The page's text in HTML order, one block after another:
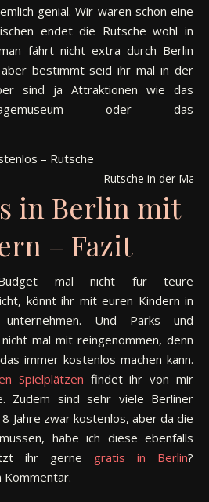
genial. Wir waren schon eine
endet die Rutsche wohl in
fährt nicht extra durch Berlin
bestimmt seid ihr mal in der
sind ja Attraktionen wie das
oder das
Rutsche in der Mall
in Berlin mit
– Fazit
mal nicht für teure
könnt ihr mit euren Kindern in
Und Parks und
mal mit reingenommen, denn
immer kostenlos machen kann.
Spielplätzen findet ihr von mir
Zudem sind sehr viele Berliner
Jahre zwar kostenlos, aber da die
habe ich diese ebenfalls
ihr gerne gratis in Berlin?